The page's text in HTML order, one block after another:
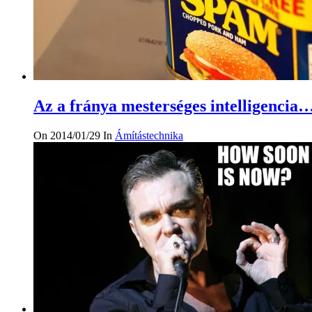
Az a fránya mesterséges
On 2014/01/29 In Ámítástechnika